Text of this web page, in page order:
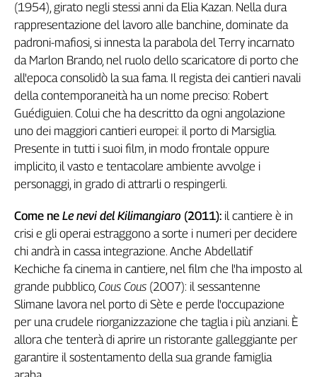
Idea
Diffusa
InFlai
Le
trasmissioni
tv
Work
Progress
L'Italia
nel
Territori
Abruzzo-
Molise
Alto
Adige
Basilicata
Calabria
Campania
(1954), girato negli stessi anni da Elia Kazan. Nella dura
rappresentazione del lavoro alle banchine, dominate da
padroni-mafiosi, si innesta la parabola del Terry incarnato
da Marlon Brando, nel ruolo dello scaricatore di porto che
all'epoca consolidò la sua fama. Il regista dei cantieri navali
della contemporaneità ha un nome preciso: Robert
Guédiguien. Colui che ha descritto da ogni angolazione
uno dei maggiori cantieri europei: il porto di Marsiglia.
Presente in tutti i suoi film, in modo frontale oppure
implicito, il vasto e tentacolare ambiente avvolge i
personaggi, in grado di attrarli o respingerli.
Come ne Le nevi del Kilimangiaro (2011): il cantiere è in
crisi e gli operai estraggono a sorte i numeri per decidere
chi andrà in cassa integrazione. Anche Abdellatif
Kechiche fa cinema in cantiere, nel film che l'ha imposto al
grande pubblico, Cous Cous (2007): il sessantenne
Slimane lavora nel porto di Sète e perde l'occupazione
per una crudele riorganizzazione che taglia i più anziani. È
allora che tenterà di aprire un ristorante galleggiante per
garantire il sostentamento della sua grande famiglia